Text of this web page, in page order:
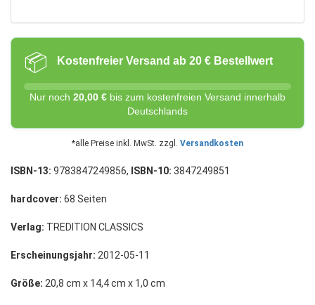
📦 Kostenfreier Versand ab 20 € Bestellwert
Nur noch 20,00 € bis zum kostenfreien Versand innerhalb
Deutschlands
*alle Preise inkl. MwSt. zzgl. Versandkosten
ISBN-13: 9783847249856, ISBN-10: 3847249851
hardcover: 68 Seiten
Verlag: TREDITION CLASSICS
Erscheinungsjahr: 2012-05-11
Größe: 20,8 cm x 14,4 cm x 1,0 cm